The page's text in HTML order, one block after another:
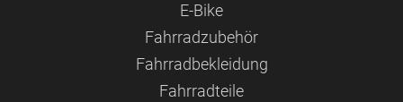
E-Bike
Fahrradzubehör
Fahrradbekleidung
Fahrradteile